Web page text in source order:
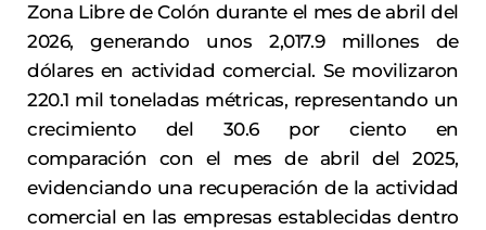
Zona Libre de Colón durante el mes de abril del
2026, generando unos 2,017.9 millones de
dólares en actividad comercial. Se movilizaron
220.1 mil toneladas métricas, representando un
crecimiento del 30.6 por ciento en
comparación con el mes de abril del 2025,
evidenciando una recuperación de la actividad
comercial en las empresas establecidas dentro